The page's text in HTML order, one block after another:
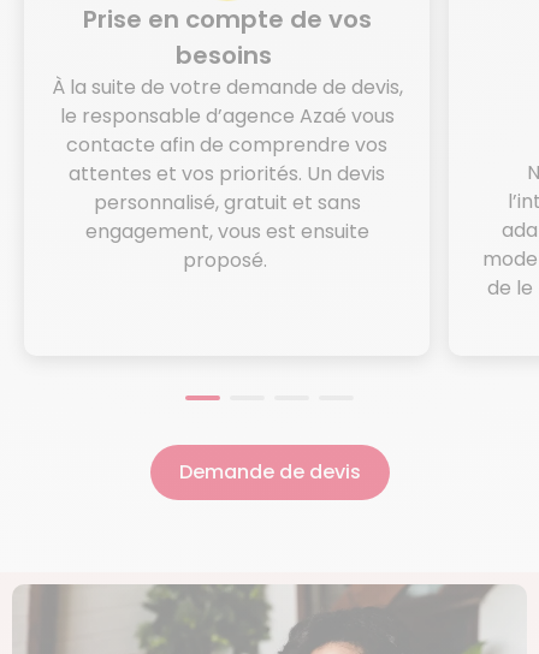
Prise en compte de vos
besoins
À la suite de votre demande de devis,
le responsable d’agence Azaé vous
contacte afin de comprendre vos
attentes et vos priorités. Un devis
personnalisé, gratuit et sans
engagement, vous est ensuite
proposé.
de
Demande de devis